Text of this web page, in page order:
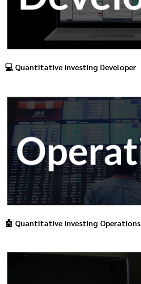
💻 Quantitative Investing Developer
🤖 Quantitative Investing Operations